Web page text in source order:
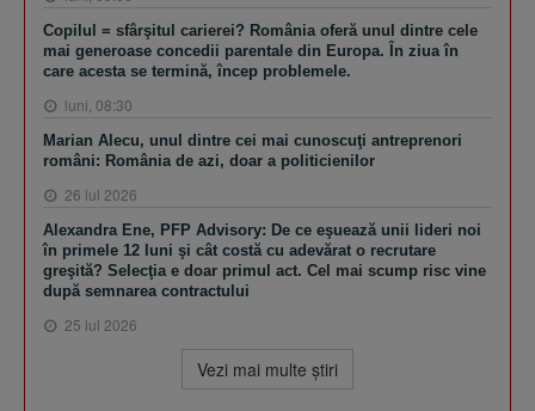
Copilul = sfârşitul carierei? România oferă unul dintre cele
mai generoase concedii parentale din Europa. În ziua în
care acesta se termină, încep problemele.
luni, 08:30
Marian Alecu, unul dintre cei mai cunoscuţi antreprenori
români: România de azi, doar a politicienilor
26 iul 2026
Alexandra Ene, PFP Advisory: De ce eşuează unii lideri noi
în primele 12 luni şi cât costă cu adevărat o recrutare
greşită? Selecţia e doar primul act. Cel mai scump risc vine
după semnarea contractului
25 iul 2026
Vezi mai multe ştiri